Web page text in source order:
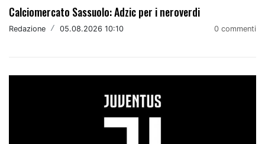
Calciomercato Sassuolo: Adzic per i neroverdi
Redazione / 05.08.2026 10:10 0 commenti